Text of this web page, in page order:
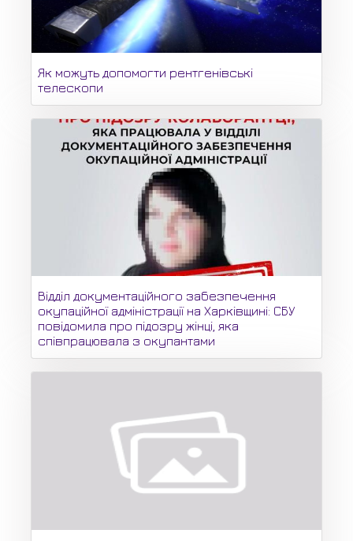
Як можуть допомогти рентгенівські
телескопи
Відділ документаційного забезпечення
окупаційної адміністрації на Харківщині: СБУ
повідомила про підозру жінці, яка
співпрацювала з окупантами